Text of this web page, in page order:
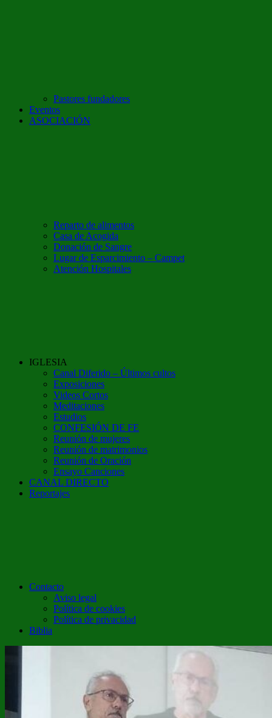
Pastores fundadores
Eventos
ASOCIACIÓN
Reparto de alimentos
Casa de Acogida
Donación de Sangre
Lugar de Esparcimiento – Campet
Atención Hospitales
IGLESIA
Canal Diferido – Últimos cultos
Exposiciones
Videos Cortos
Meditaciones
Estudios
CONFESIÓN DE FE
Reunión de mujeres
Reunión de matrimonios
Reunión de Oración
Ensayo Canciones
CANAL DIRECTO
Reportajes
Contacto
Aviso legal
Política de cookies
Política de privacidad
Biblia